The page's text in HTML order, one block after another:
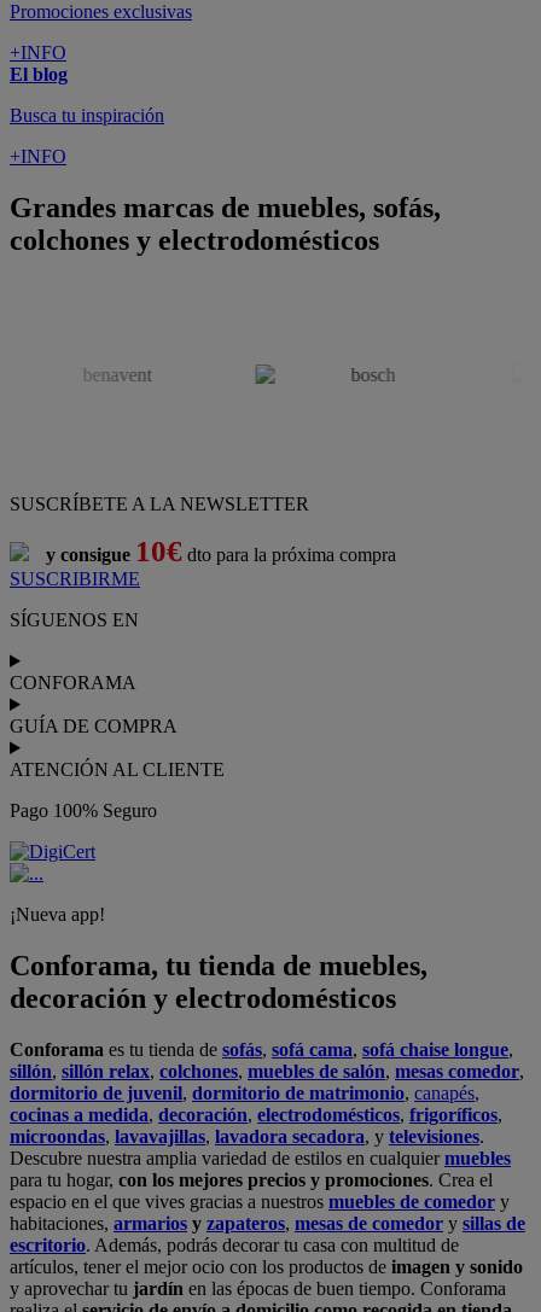
Promociones exclusivas
+INFO
El blog
Busca tu inspiración
+INFO
Grandes marcas de muebles, sofás,
colchones y electrodomésticos
SUSCRÍBETE A LA NEWSLETTER
y consigue 10€ dto para la próxima compra
SUSCRIBIRME
SÍGUENOS EN
CONFORAMA
GUÍA DE COMPRA
ATENCIÓN AL CLIENTE
Pago 100% Seguro
¡Nueva app!
Conforama, tu tienda de muebles,
decoración y electrodomésticos
Conforama es tu tienda de sofás, sofá cama, sofá chaise longue,
sillón, sillón relax, colchones, muebles de salón, mesas comedor,
dormitorio de juvenil, dormitorio de matrimonio, canapés,
cocinas a medida, decoración, electrodomésticos, frigoríficos,
microondas, lavavajillas, lavadora secadora, y televisiones.
Descubre nuestra amplia variedad de estilos en cualquiermuebles
para tu hogar, con los mejores precios y promociones. Crea el
espacio en el que vives gracias a nuestros muebles de comedor y
habitaciones, armarios y zapateros, mesas de comedor y sillas de
escritorio. Además, podrás decorar tu casa con multitud de
artículos, tener el mejor ocio con los productos de imagen y sonido
y aprovechar tu jardín en las épocas de buen tiempo. Conforama